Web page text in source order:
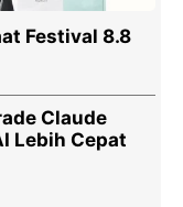
Festival 8.8
Claude
Lebih Cepat